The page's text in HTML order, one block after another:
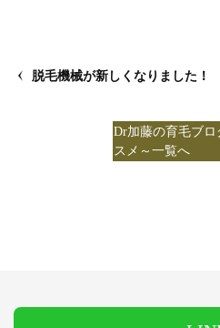
脱毛機械が新しくなりました！
Dr加藤の育毛ブロ
スメ～一覧へ